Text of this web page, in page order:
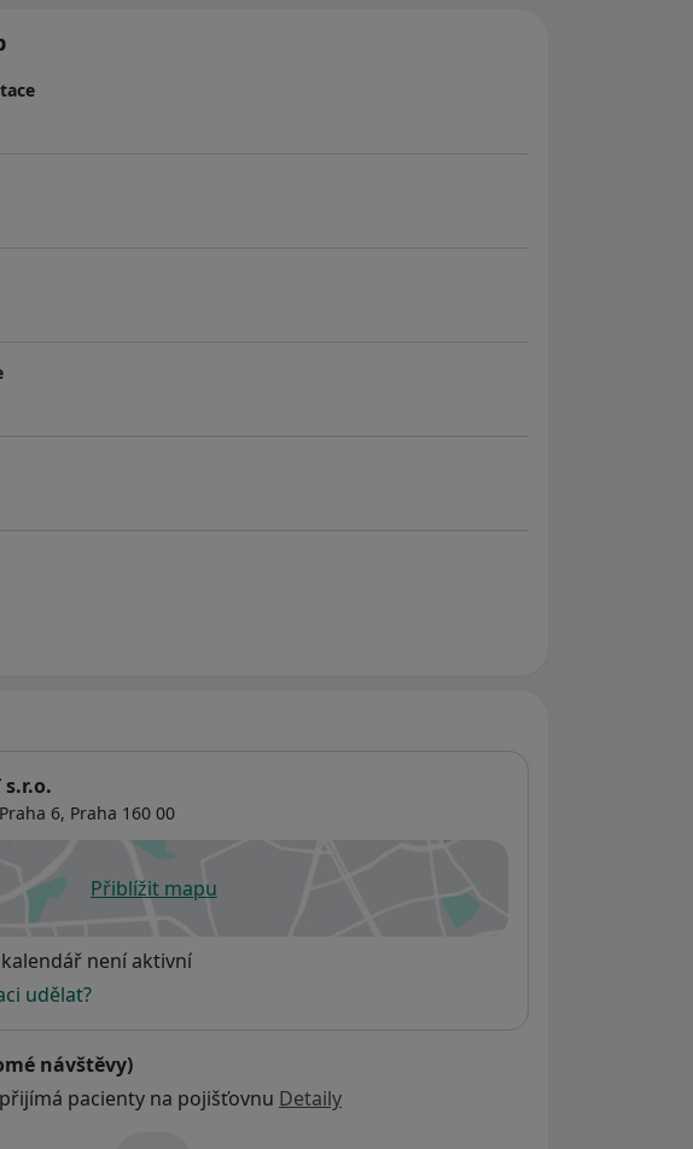
s.r.o.
Praha 6, Praha 160 00
Přiblížit mapuse otevře v nové záložce
není aktivní
udělat?
návštěvy)
pacienty na pojišťovnu Detaily